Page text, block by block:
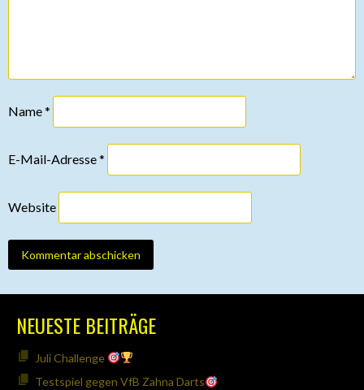
Name*
E-Mail-Adresse*
Website
NEUESTE BEITRÄGE
Juli Challenge
Testspiel gegen VfB Zahna Darts